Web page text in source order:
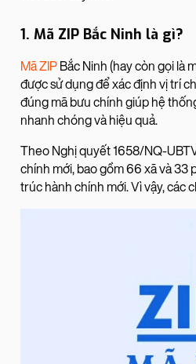
1. Mã ZIP Bắc Ninh là gì?
Mã ZIP Bắc Ninh (hay còn gọi là
được sử dụng để xác định vị trí
đúng mã bưu chính giúp hệ
nhanh chóng và hiệu quả.
Theo Nghị quyết 1658/NQ-
chính mới, bao gồm 66 xã và 33
trúc hành chính mới. Vì vậy, các